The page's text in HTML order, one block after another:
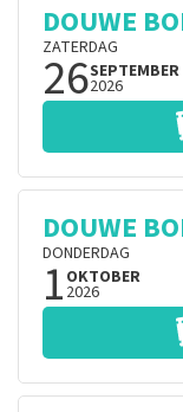
DOUWE
ZATERDAG
26SEPTEMBER
2026
DOUWE
DONDERDAG
1 OKTOBER
2026